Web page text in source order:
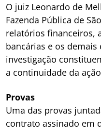
O juiz Leonardo de
Fazenda Pública de
relatórios financeiros,
bancárias e os
investigação
a continuidade da
Provas
Uma das provas
contrato assinado em